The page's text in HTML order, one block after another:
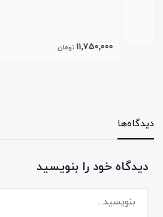
11,750,000 تومان
دیدگاه‌ها
دیدگاه خود را بنویسید